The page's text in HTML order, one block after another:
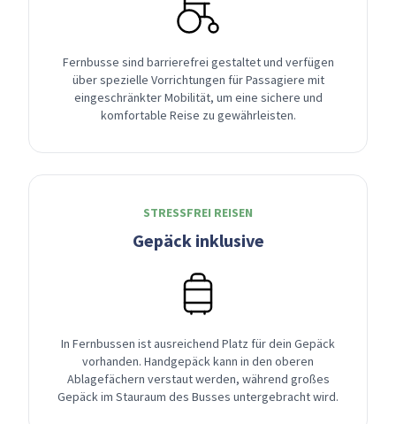
Fernbusse sind barrierefrei gestaltet und verfügen
über spezielle Vorrichtungen für Passagiere mit
eingeschränkter Mobilität, um eine sichere und
komfortable Reise zu gewährleisten.
STRESSFREI REISEN
Gepäck inklusive
In Fernbussen ist ausreichend Platz für dein Gepäck
vorhanden. Handgepäck kann in den oberen
Ablagefächern verstaut werden, während großes
Gepäck im Stauraum des Busses untergebracht wird.